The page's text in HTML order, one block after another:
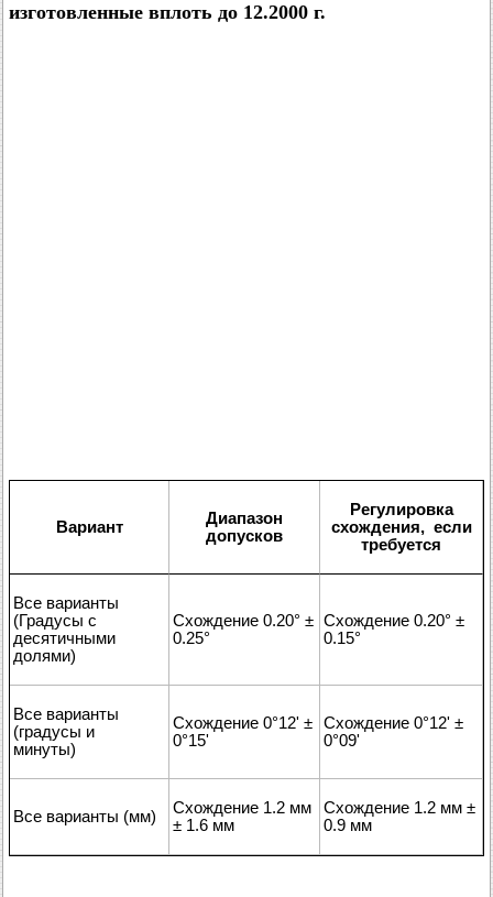
изготовленные вплоть до 12.2000 г.
Вариант
Диапазон
допусков
Регулировка
схождения, если
требуется
Все варианты
(Градусы с
десятичными
долями)
Схождение 0.20° ±
0.25°
Схождение 0.20° ±
0.15°
Все варианты
(градусы и
минуты)
Схождение 0°12' ±
0°15'
Схождение 0°12' ±
0°09'
Все варианты (мм)
Схождение 1.2 мм
± 1.6 мм
Схождение 1.2 мм ±
0.9 мм